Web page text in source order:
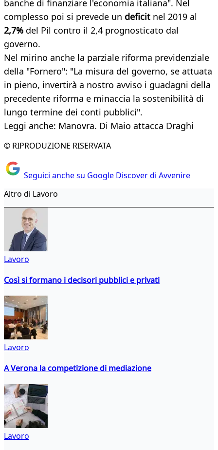
banche di finanziare l'economia italiana". Nel
complesso poi si prevede un deficit nel 2019 al
2,7% del Pil contro il 2,4 prognosticato dal
governo.
Nel mirino anche la parziale riforma previdenziale
della "Fornero": "La misura del governo, se attuata
in pieno, invertirà a nostro avviso i guadagni della
precedente riforma e minaccia la sostenibilità di
lungo termine dei conti pubblici".
Leggi anche: Manovra. Di Maio attacca Draghi
© RIPRODUZIONE RISERVATA
Seguici anche su Google Discover di Avvenire
Altro di Lavoro
Lavoro
Così si formano i decisori pubblici e privati
Lavoro
A Verona la competizione di mediazione
Lavoro